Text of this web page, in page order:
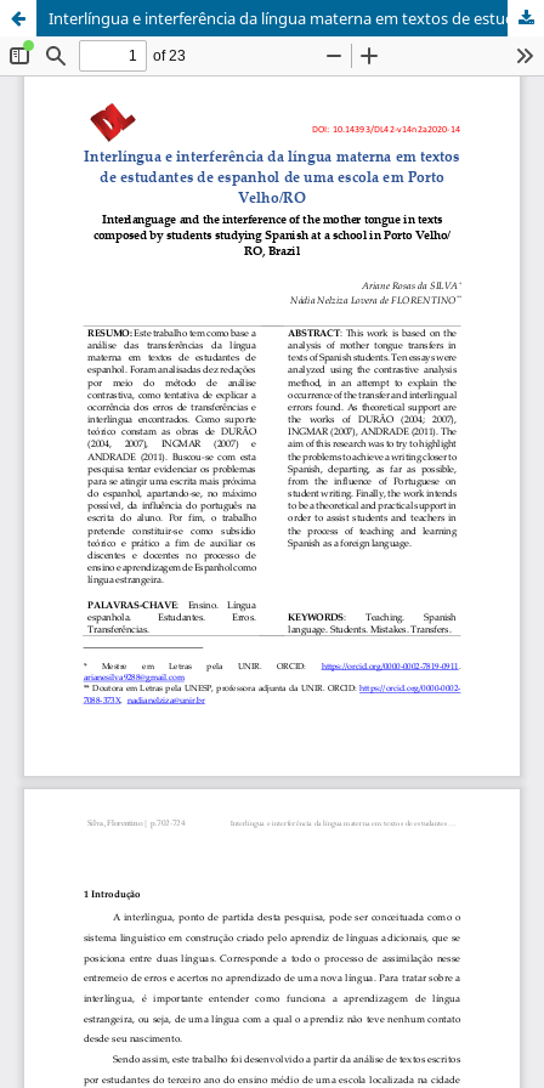
Interlíngua e interferência da língua materna em textos de estudantes de espanhol de uma escola em Porto Velho/RO